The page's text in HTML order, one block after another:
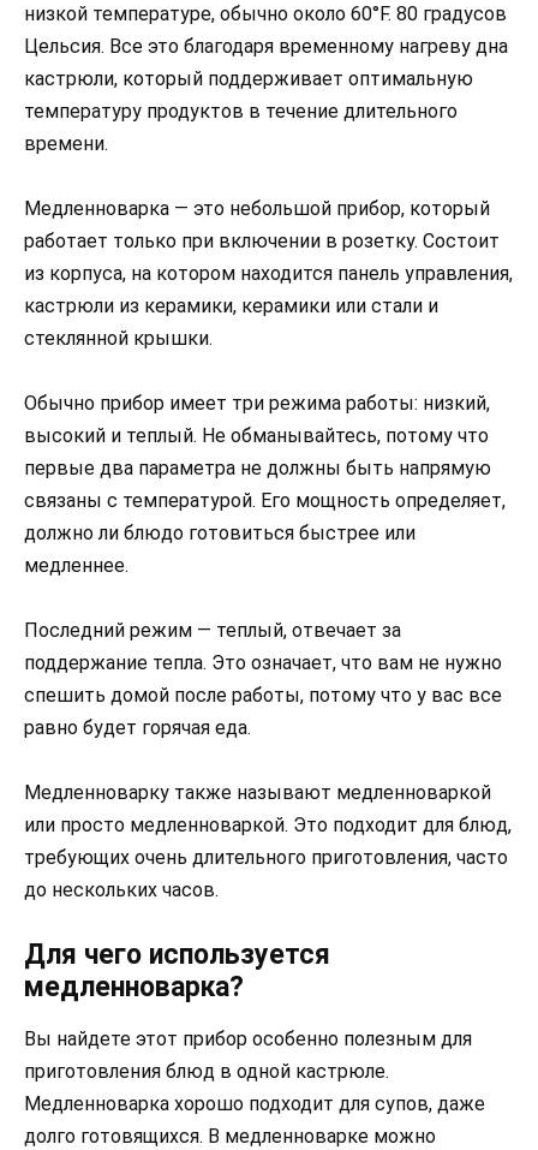
низкой температуре, обычно около 60°F. 80 градусов
Цельсия. Все это благодаря временному нагреву дна
кастрюли, который поддерживает оптимальную
температуру продуктов в течение длительного
времени.
Медленноварка — это небольшой прибор, который
работает только при включении в розетку. Состоит
из корпуса, на котором находится панель управления,
кастрюли из керамики, керамики или стали и
стеклянной крышки.
Обычно прибор имеет три режима работы: низкий,
высокий и теплый. Не обманывайтесь, потому что
первые два параметра не должны быть напрямую
связаны с температурой. Его мощность определяет,
должно ли блюдо готовиться быстрее или
медленнее.
Последний режим — теплый, отвечает за
поддержание тепла. Это означает, что вам не нужно
спешить домой после работы, потому что у вас все
равно будет горячая еда.
Медленноварку также называют медленноваркой
или просто медленноваркой. Это подходит для блюд,
требующих очень длительного приготовления, часто
до нескольких часов.
Для чего используется
медленноварка?
Вы найдете этот прибор особенно полезным для
приготовления блюд в одной кастрюле.
Медленноварка хорошо подходит для супов, даже
долго готовящихся. В медленноварке можно